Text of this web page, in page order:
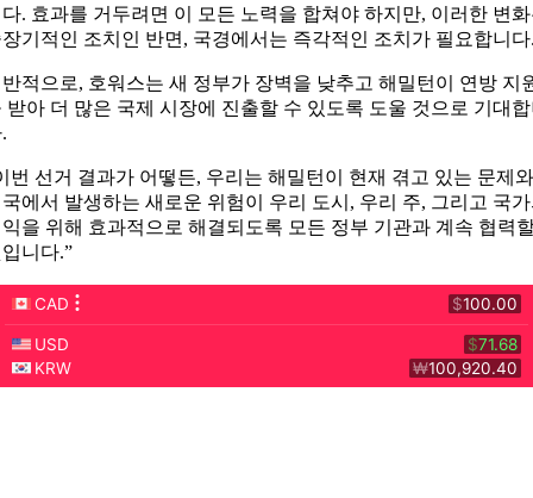
. 효과를 거두려면 이 모든 노력을 합쳐야 하지만, 이러한 변
기적인 조치인 반면, 국경에서는 즉각적인 조치가 필요합니다
적으로, 호워스는 새 정부가 장벽을 낮추고 해밀턴이 연방 지
받아 더 많은 국제 시장에 진출할 수 있도록 도울 것으로 기대
번 선거 결과가 어떻든, 우리는 해밀턴이 현재 겪고 있는 문제와
에서 발생하는 새로운 위험이 우리 도시, 우리 주, 그리고 국
을 위해 효과적으로 해결되도록 모든 정부 기관과 계속 협력
니다.”